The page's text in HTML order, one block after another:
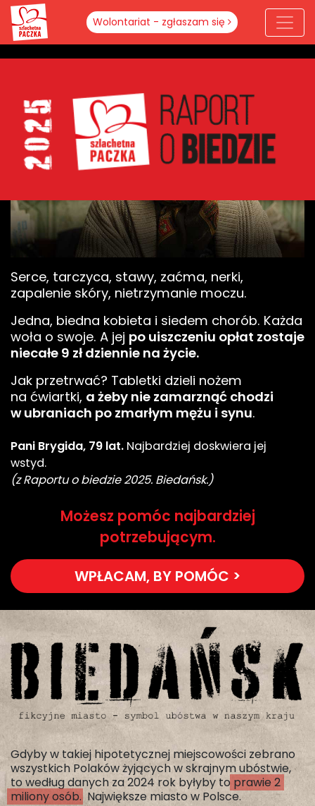
Wolontariat - zgłaszam się
Serce, tarczyca, stawy, zaćma, nerki,
zapalenie skóry, nietrzymanie moczu.
Jedna, biedna kobieta i siedem chorób. Każda
woła o swoje. A jej po uiszczeniu opłat zostaje
niecałe 9 zł dziennie na życie.
Jak przetrwać? Tabletki dzieli nożem
na ćwiartki, a żeby nie zamarznąć chodzi
w ubraniach po zmarłym mężu i synu.
Pani Brygida, 79 lat. Najbardziej doskwiera jej
wstyd.
(z Raportu o biedzie 2025. Biedańsk.)
Możesz pomóc najbardziej
potrzebującym.
WPŁACAM, BY POMÓC >
Gdyby w takiej hipotetycznej miejscowości zebrano
wszystkich Polaków żyjących w skrajnym ubóstwie,
to według danych za 2024 rok byłyby to prawie 2
miliony osób. Największe miasto w Polsce.